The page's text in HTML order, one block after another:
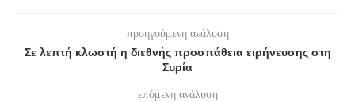
προηγούμενη ανάλυση
Σε λεπτή κλωστή η διεθνής προσπάθεια ειρήνευσης στη
Συρία
επόμενη ανάλυση